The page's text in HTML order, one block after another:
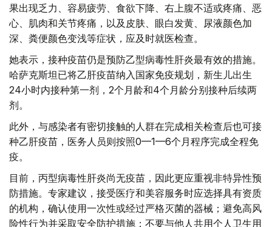
果出现乏力、容易疲劳、食欲下降、右上腹不适或疼痛、恶
心、肌肉和关节疼痛，以及皮肤、眼白发黄、尿液颜色加
深、粪便颜色变浅等症状，应及时就医检查。
她表示，接种疫苗仍是预防乙型病毒性肝炎最有效的措施。
哈萨克斯坦已将乙肝疫苗纳入国家免疫规划，新生儿出生
24小时内接种第一剂，2个月龄和4个月龄分别接种后续两
剂。
此外，与感染者有密切接触的人群在完成相关检查后也可接
种乙肝疫苗，医务人员则按照0—1—6个月程序完成全程免
疫。
目前，丙型病毒性肝炎尚无疫苗，因此更应重视非特异性预
防措施。专家建议，接受医疗和美容服务时应选择具有资质
的机构，确认使用一次性或经过严格灭菌的器械；避免高风
险性行为并采取安全防护措施；不要与他人共用个人卫生用